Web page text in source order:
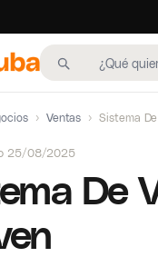
› Ventas › Sistema
25/08/2025
De